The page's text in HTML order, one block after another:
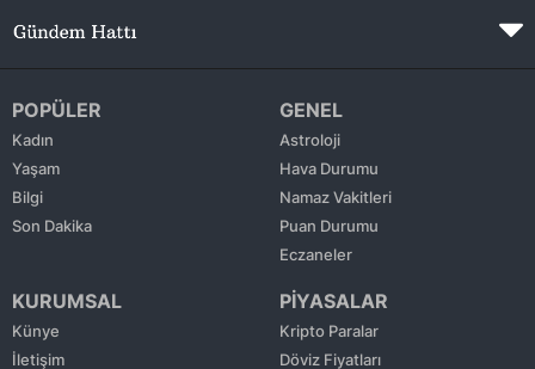
Gaziantep
Gümüşhane
Hakkari
Hatay
Isparta
POPÜLER
Kadın
Yaşam
Bilgi
Son Dakika
GENEL
Astroloji
Hava Durumu
Namaz Vakitleri
Puan Durumu
Eczaneler
KURUMSAL
Künye
İletişim
PİYASALAR
Kripto Paralar
Döviz Fiyatları